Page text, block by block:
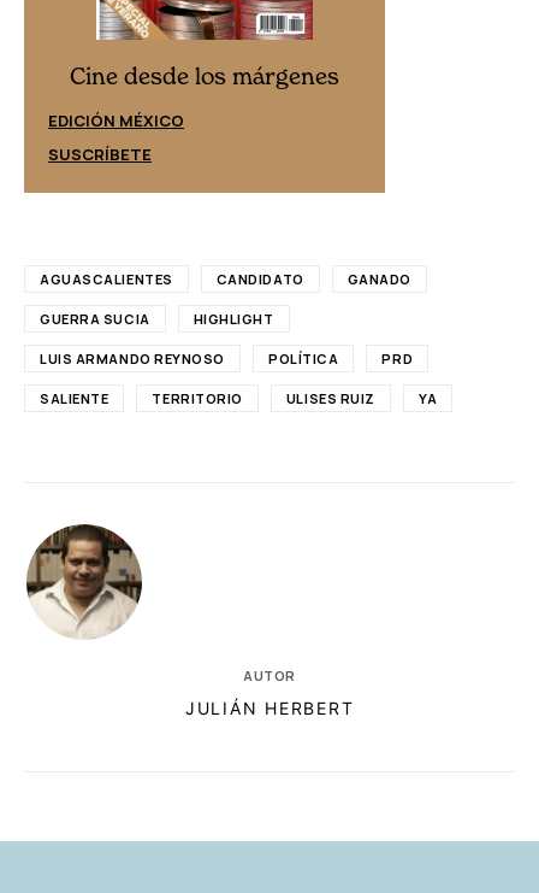
Cine desde los márgenes
EDICIÓN MÉXICO
SUSCRÍBETE
AGUASCALIENTES CANDIDATO GANADO
GUERRA SUCIA HIGHLIGHT
LUIS ARMANDO REYNOSO POLÍTICA PRD
SALIENTE TERRITORIO ULISES RUIZ YA
AUTOR
JULIÁN HERBERT